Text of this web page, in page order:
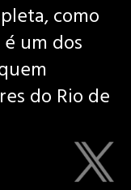
como
um dos
do Rio de